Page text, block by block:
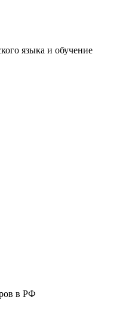
языка и обучение
в РФ